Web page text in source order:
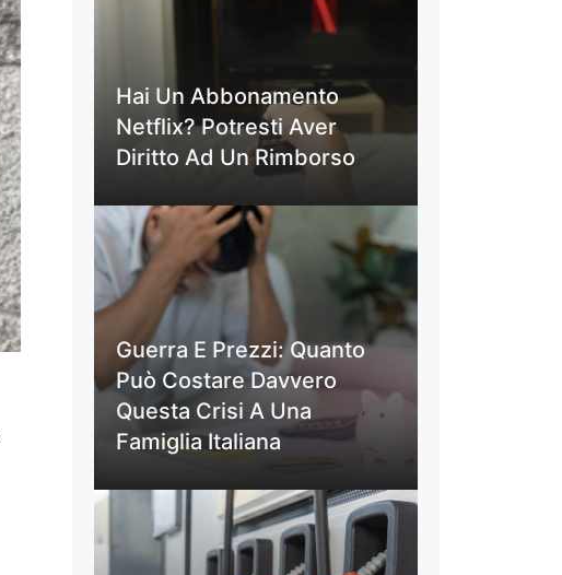
Hai Un Abbonamento
Netflix? Potresti Aver
Diritto Ad Un Rimborso
Guerra E Prezzi: Quanto
Può Costare Davvero
Questa Crisi A Una
Famiglia Italiana